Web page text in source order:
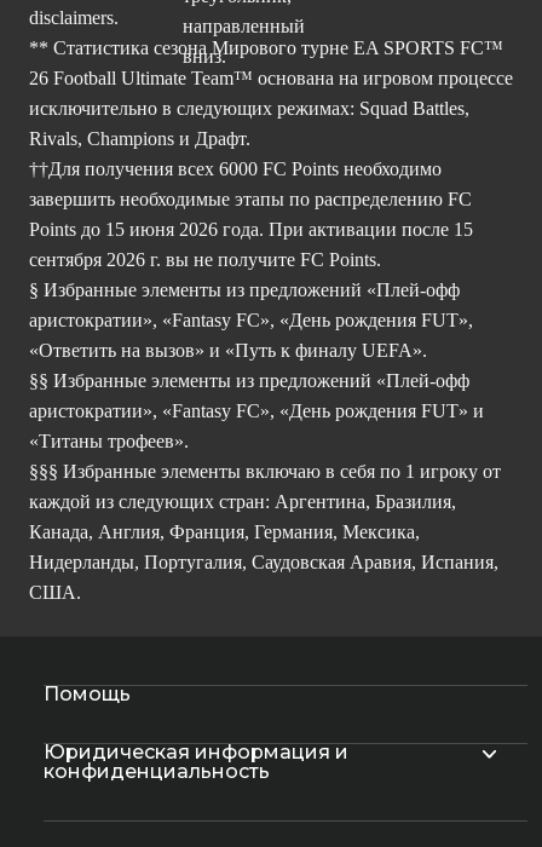
disclaimers.
** Статистика сезона Мирового турне EA SPORTS FC™
26 Football Ultimate Team™ основана на игровом процессе
исключительно в следующих режимах: Squad Battles,
Rivals, Champions и Драфт.
††Для получения всех 6000 FC Points необходимо
завершить необходимые этапы по распределению FC
Points до 15 июня 2026 года. При активации после 15
сентября 2026 г. вы не получите FC Points.
§ Избранные элементы из предложений «Плей-офф
аристократии», «Fantasy FC», «День рождения FUT»,
«Ответить на вызов» и «Путь к финалу UEFA».
§§ Избранные элементы из предложений «Плей-офф
аристократии», «Fantasy FC», «День рождения FUT» и
«Титаны трофеев».
§§§ Избранные элементы включаю в себя по 1 игроку от
каждой из следующих стран: Аргентина, Бразилия,
Канада, Англия, Франция, Германия, Мексика,
Нидерланды, Португалия, Саудовская Аравия, Испания,
США.
Помощь
Юридическая информация и
конфиденциальность